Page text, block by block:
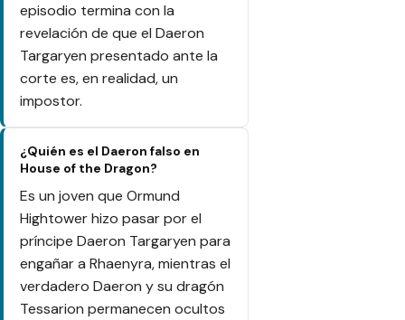
episodio termina con la
revelación de que el Daeron
Targaryen presentado ante la
corte es, en realidad, un
impostor.
¿Quién es el Daeron falso en
House of the Dragon?
Es un joven que Ormund
Hightower hizo pasar por el
príncipe Daeron Targaryen para
engañar a Rhaenyra, mientras el
verdadero Daeron y su dragón
Tessarion permanecen ocultos